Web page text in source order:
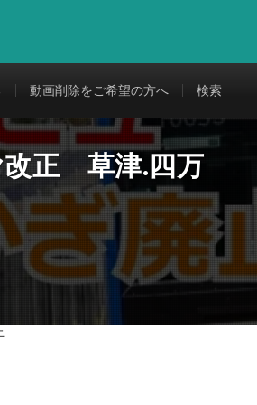
動画削除をご希望の方へ 検索
改正 草津.四万